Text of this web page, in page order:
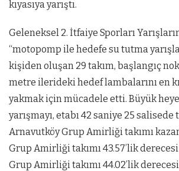
kıyasıya yarıştı.
Geleneksel 2. İtfaiye Sporları
“motopomp ile hedefe su tutma
kişiden oluşan 29 takım, başlangıç
metre ilerideki hedef lambalarını en
yakmak için mücadele etti. Büyük
yarışmayı, etabı 42 saniye 25
Arnavutköy Grup Amirliği takımı
Grup Amirliği takımı 43.57’lik derecesi
Grup Amirliği takımı 44.02’lik derecesi